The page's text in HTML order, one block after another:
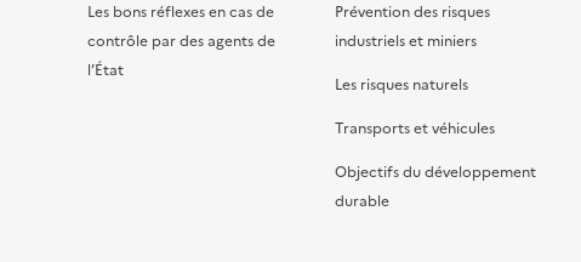
Les bons réflexes en cas de
contrôle par des agents de
l’État
Prévention des risques
industriels et miniers
Les risques naturels
Transports et véhicules
Objectifs du développement
durable